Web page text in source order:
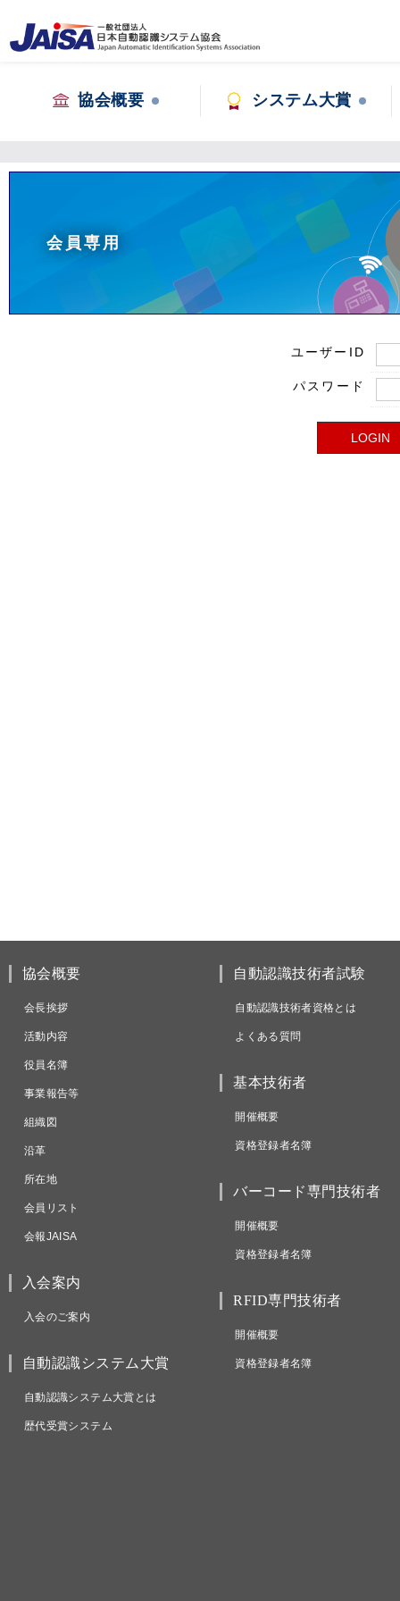
協会概要 システム大賞
会員専用
ユーザーID
パスワード
協会概要
会長挨拶
活動内容
役員名簿
事業報告等
組織図
沿革
所在地
会員リスト
会報JAISA
入会案内
入会のご案内
自動認識システム大賞
自動認識システム大賞とは
歴代受賞システム
自動認識技術者試験
自動認識技術者資格とは
よくある質問
基本技術者
開催概要
資格登録者名簿
バーコード専門技術者
開催概要
資格登録者名簿
RFID専門技術者
開催概要
資格登録者名簿